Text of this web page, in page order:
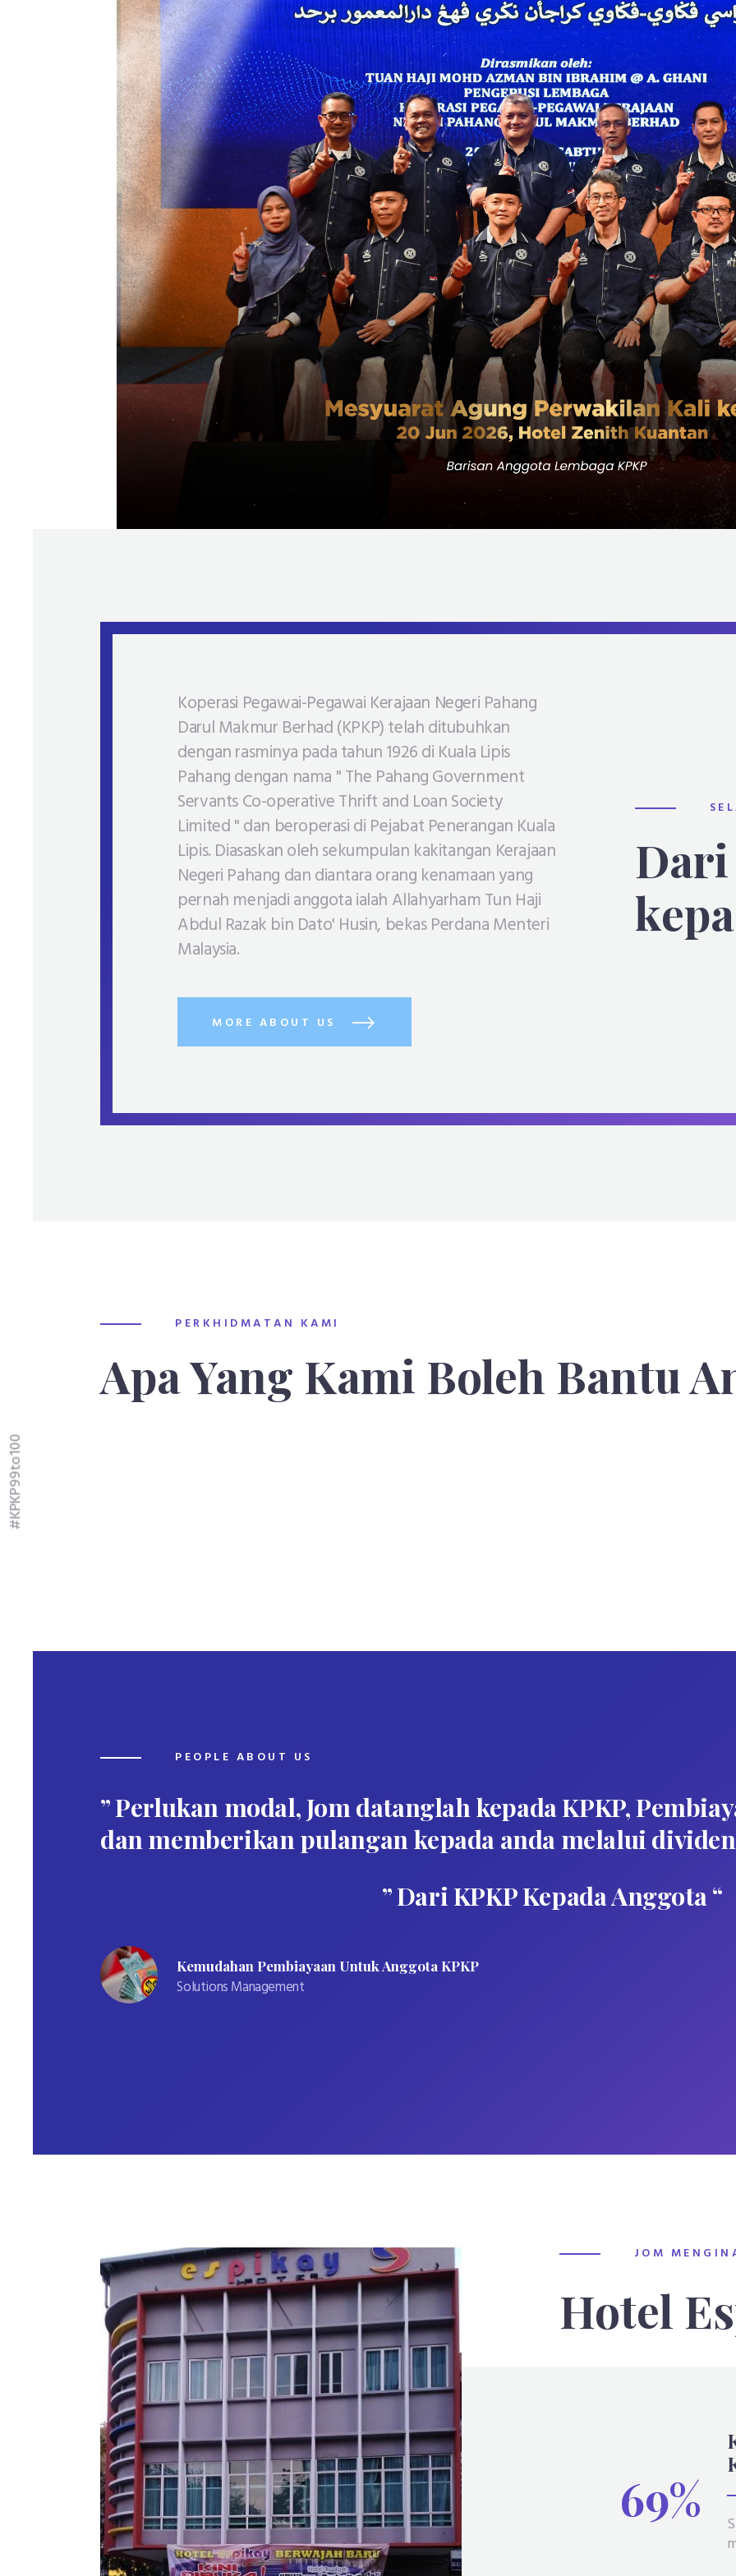
Koperasi Pegawai-Pegawai Kerajaan Negeri Pahang
Darul Makmur Berhad (KPKP) telah ditubuhkan
dengan rasminya pada tahun 1926 di Kuala Lipis
Pahang dengan nama " The Pahang Government
Servants Co-operative Thrift and Loan Society
Limited " dan beroperasi di Pejabat Penerangan Kuala
Lipis. Diasaskan oleh sekumpulan kakitangan Kerajaan
Negeri Pahang dan diantara orang kenamaan yang
pernah menjadi anggota ialah Allahyarham Tun Haji
Abdul Razak bin Dato' Husin, bekas Perdana Menteri
Malaysia.
MORE ABOUT US
PERKHIDMATAN KAMI
Apa Yang Kami Boleh Bantu
PEOPLE ABOUT US
” Perlukan modal, Jom datanglah kepada KPKP,
dan memberikan pulangan kepada anda melalui
” Dari KPKP Kepada Anggota “
Kemudahan Pembiayaan Untuk Anggota KPKP
Solutions Management
JOM
Hotel
97%
#KPKP99to100